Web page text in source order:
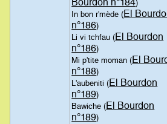
)
In bon r'mède (El
n°186)
Li vi tchfau (El Bourdon
n°186)
Mi p'tite moman (El
n°188)
L'aubeniti (El Bourdon
n°189)
Bawiche (El Bourdon
n°189)